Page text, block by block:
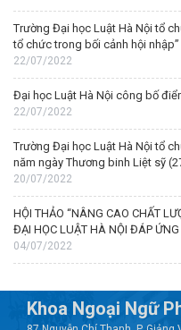
Trường Đại học Luật Hà Nội tổ
tổ chức trong bối cảnh hội nhập”
22/07/2022
Đại học Luật Hà Nội công bố
22/07/2022
Trường Đại học Luật Hà Nội tổ
năm ngày Thương binh Liệt sỹ
20/07/2022
HỘI THẢO “NÂNG CAO CHẤT
ĐẠI HỌC LUẬT HÀ NỘI ĐÁP ỨNG
04/07/2022
Khoa Ngoại Ngữ